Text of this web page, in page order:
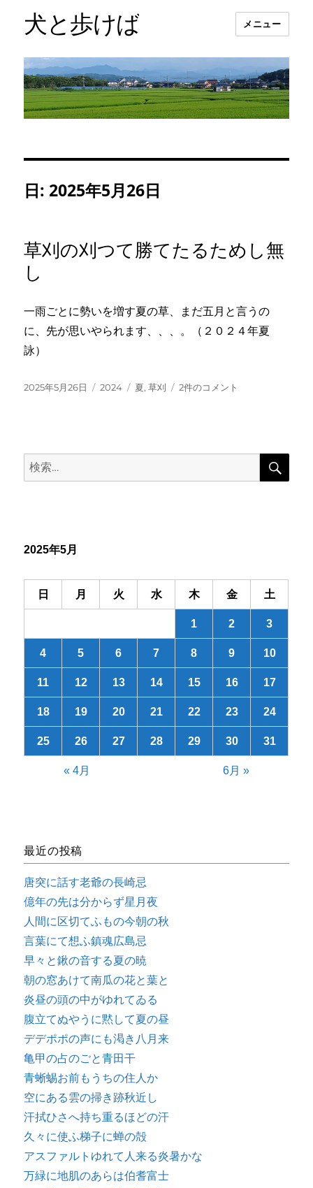
犬と歩けば メニュー
日: 2025年5月26日
草刈の刈つて勝てたるためし無
し
一雨ごとに勢いを増す夏の草、まだ五月と言うの
に、先が思いやられます、、、。（２０２４年夏
詠）
投
2025年5月26日
カ
2024
タ
夏,草刈
草
無
へ
2件のコメント
検
索:
検
2025年5月
日 月 火 水 木 金 土
1 2 3
4 5 6 7 8 9 10
11 12 13 14 15 16 17
18 19 20 21 22 23 24
25 26 27 28 29 30 31
« 4月 6月 »
最近の投稿
唐突に話す老爺の長崎忌
億年の先は分からず星月夜
人間に区切てふもの今朝の秋
言葉にて想ふ鎮魂広島忌
早々と鍬の音する夏の暁
朝の窓あけて南瓜の花と葉と
炎昼の頭の中がゆれてゐる
腹立てぬやうに黙して夏の昼
デデポポの声にも渇き八月来
亀甲の占のごと青田干
青蜥蜴お前もうちの住人か
空にある雲の掃き跡秋近し
汗拭ひさへ持ち重るほどの汗
久々に使ふ梯子に蝉の殻
アスファルトゆれて人来る炎暑かな
万緑に地肌のあらは伯耆富士